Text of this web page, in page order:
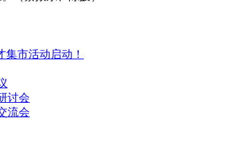
市活动启动！
讨会
流会